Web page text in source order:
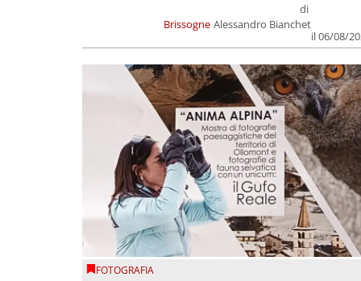
Brissogne
di
Alessandro Bianchet
il 06/08/
FOTOGRAFIA